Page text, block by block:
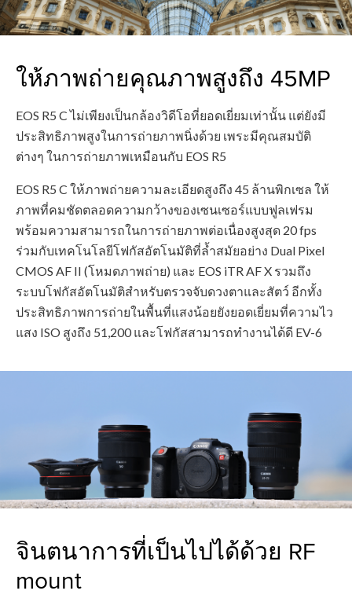
ให้ภาพถ่ายคุณภาพสูงถึง 45MP
EOS R5 C ไม่เพียงเป็นกล้องวิดีโอที่ยอดเยี่ยมเท่านั้น แต่ยังมี
ประสิทธิภาพสูงในการถ่ายภาพนิ่งด้วย เพระมีคุณสมบัติ
ต่างๆ ในการถ่ายภาพเหมือนกับ EOS R5
EOS R5 C ให้ภาพถ่ายความละเอียดสูงถึง 45 ล้านพิกเซล ให้
ภาพที่คมชัดตลอดความกว้างของเซนเซอร์แบบฟูลเฟรม
พร้อมความสามารถในการถ่ายภาพต่อเนื่องสูงสุด 20 fps
ร่วมกับเทคโนโลยีโฟกัสอัตโนมัติที่ล้ำสมัยอย่าง Dual Pixel
CMOS AF II (โหมดภาพถ่าย) และ EOS iTR AF X รวมถึง
ระบบโฟกัสอัตโนมัติสำหรับตรวจจับดวงตาและสัตว์ อีกทั้ง
ประสิทธิภาพการถ่ายในพื้นที่แสงน้อยยังยอดเยี่ยมที่ความไว
แสง ISO สูงถึง 51,200 และโฟกัสสามารถทำงานได้ดี EV-6
จินตนาการที่เป็นไปได้ด้วย RF
mount